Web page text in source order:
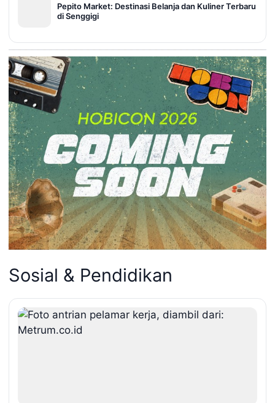
Pepito Market: Destinasi Belanja dan Kuliner Terbaru
di Senggigi
Sosial & Pendidikan